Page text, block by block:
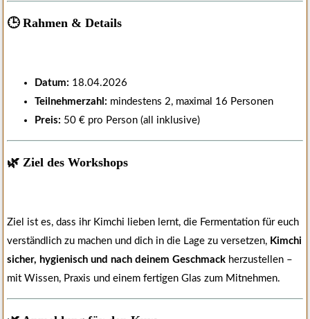
🕒 Rahmen & Details
Datum: 18.04.2026
Teilnehmerzahl: mindestens 2, maximal 16 Personen
Preis: 50 € pro Person (all inklusive)
🌿 Ziel des Workshops
Ziel ist es, dass ihr Kimchi lieben lernt, die Fermentation für euch
verständlich zu machen und dich in die Lage zu versetzen, Kimchi
sicher, hygienisch und nach deinem Geschmack herzustellen –
mit Wissen, Praxis und einem fertigen Glas zum Mitnehmen.